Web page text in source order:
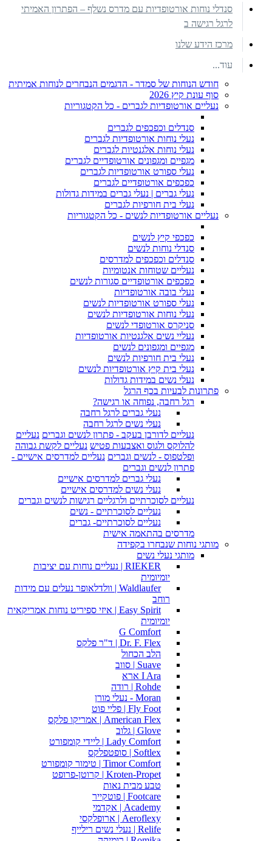
סנדלי נוחות אורטופדיות עם מדרס נשלף – הפתרון האמיתי
לרגל רגישה ב
מרכז הידע שלנו
עוד...
חודש הנוחות של סמדר - הדגמים הנבחרים לנוחות אמיתית
סוף עונת קיץ 2026
נעליים אורטופדיות לגברים - כל הקטגוריות
סנדלים וכפכפים לגברים
נעלי נוחות אורטופדיות לגברים
נעלי נוחות אלגנטיות לגברים
מגפיים ומגפונים אורטופדיים לגברים
נעלי ספורט אורטופדיות לגברים
כפכפים אורטופדיים לגברים
נעלי גברים | נעלי גברים במידות גדולות
נעלי בית חורפיות לגברים
נעליים אורטופדיות לנשים - כל הקטגוריות
כפכפי קיץ לנשים
סנדלי נוחות לנשים
סנדלים וכפכפים למדרסים
נעליים שטוחות אנטומיות
כפכפים אורטופדיים סגורות לנשים
נעלי בובה אורטופדיות
נעלי ספורט אורטופדיות לנשים
נעלי נוחות אורטופדיות לנשים
סניקרס אורטופדי לנשים
נעליי נשים אלגנטיות אורטופדיות
מגפיים ומגפונים לנשים
נעלי בית חורפיות לנשים
נעלי בית קיץ אורטופדיות לנשים
נעלי נשים במידות גדולות
פתרונות לבעיות בכף הרגל
רגל רחבה, נפוחה או רגישה?
נעלי גברים לרגל רחבה
נעלי נשים לרגל רחבה
נעליים לדורבן בעקב - פתרון לנשים וגברים נעליים
להלוקס ולגוס ואצבעות פטיש נעליים לקשת גבוהה
ופלטפוס - לנשים וגברים נעליים למדרסים אישיים -
פתרון לנשים וגברים
נעלי גברים למדרסים אישיים
נעלי נשים למדרסים אישיים
נעליים לסוכרתיים ולרגליים רגישות לנשים וגברים
נעליים לסוכרתיים - נשים
נעליים לסוכרתיים- גברים
מדרסים בהתאמה אישית
מותגי נוחות שנבחרו בקפידה
מותגי נעלי נשים
RIEKER | נעליים נוחות עם יציבות
יומיומית
Waldlaufer | וולדלאופר נעלים עם מידות
רוחב
Easy Spirit | איזי ספיריט נוחות אמריקאית
יומיומית
G Comfort
Dr. F. Flex | ד"ר פלקס
הלב הכחול
Suave | סווב
I Ara ארא
Rohde | רודה
Moran - נעלי מורן
Fly Foot | פליי פוט
American Flex | אמריקו פלקס
Glove | גלוב
Lady Comfort | ליידי קומפורט
Softlex | סופטפלקס
Timor Comfort | טימור קומפורט
Kroten-Propet | קרוטן-פרופט
טבע מבית נאות
Footcare | פוטקייר
Academy | אקדמי
Aeroflexy | ארופלקסי
Relife | נעלי נשים רילייף